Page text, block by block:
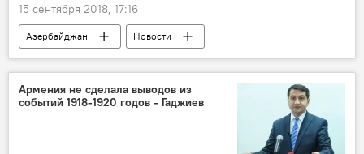
15 сентября 2018, 17:16
Азербайджан
Новости
Новости мира
Армения не сделала выводов из
событий 1918-1920 годов - Гаджиев